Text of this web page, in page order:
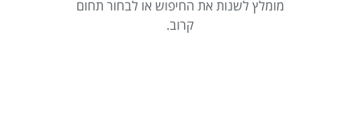
מומלץ לשנות את החיפוש או לבחור תחום
קרוב.